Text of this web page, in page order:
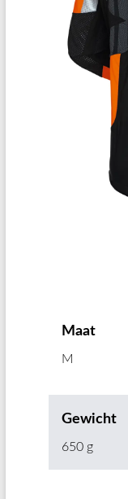
Maat
M
Gewicht
650 g